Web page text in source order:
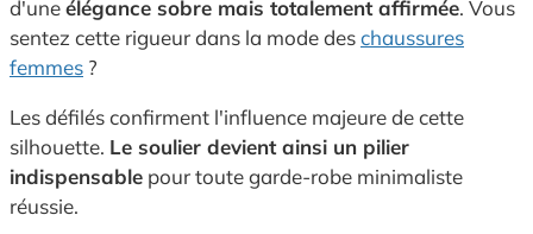
d'uneélégance sobre mais totalement affirmée. Vous
sentez cette rigueur dans la mode deschaussures
femmes ?
Les défilés confirment l'influence majeure de cette
silhouette. Le soulier devient ainsi un pilier
indispensable pour toute garde-robe minimaliste
réussie.